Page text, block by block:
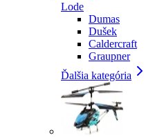
Lode
Dumas
Dušek
Caldercraft
Graupner
Ďalšia kategória